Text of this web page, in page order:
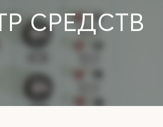
СРЕДСТВ